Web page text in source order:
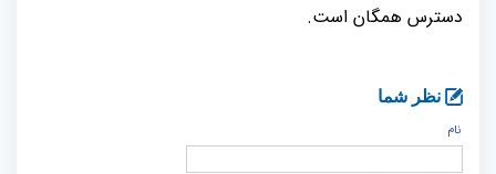
دسترس همگان است.
نظر شما
نام